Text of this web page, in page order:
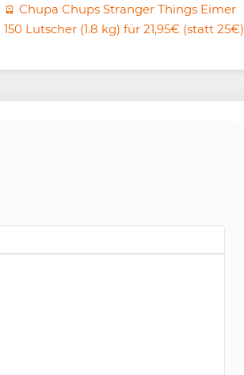
🪫 Chupa Chups Stranger Things Eimer
150 Lutscher (1.8 kg) für 21,95€ (statt 25€)